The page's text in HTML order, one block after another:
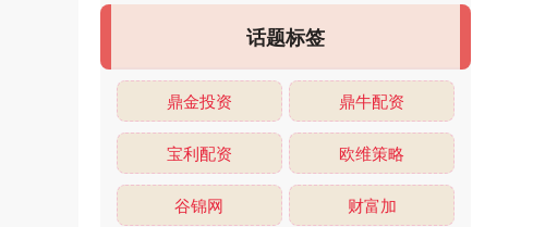
话题标签
鼎金投资 鼎牛配资
宝利配资 欧维策略
谷锦网 财富加